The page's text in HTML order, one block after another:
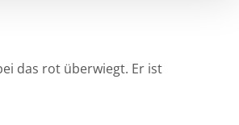
das rot überwiegt. Er ist